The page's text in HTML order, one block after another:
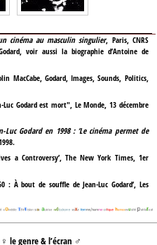
cinéma au masculin singulier, Paris, CNRS
voir aussi la biographie d’Antoine de
MacCabe, Godard, Images, Sounds, Politics,
Godard est mort", Le Monde, 13 décembre
Luc Godard en 1998 : ‘Le cinéma permet de
a Controversy’, The New York Times, 1er
: À bout de souffle de Jean-Luc Godard’, Les
le genre & l’écran ♂